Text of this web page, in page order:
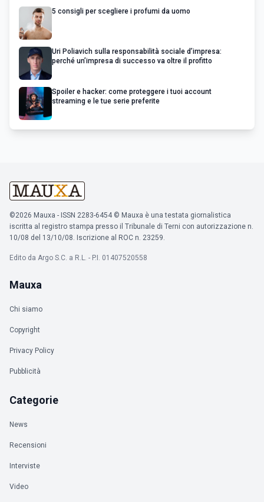
5 consigli per scegliere i profumi da uomo
Uri Poliavich sulla responsabilità sociale d’impresa:
perché un’impresa di successo va oltre il profitto
Spoiler e hacker: come proteggere i tuoi account
streaming e le tue serie preferite
©2026 Mauxa - ISSN 2283-6454 © Mauxa è una testata giornalistica
iscritta al registro stampa presso il Tribunale di Terni con autorizzazione n.
10/08 del 13/10/08. Iscrizione al ROC n. 23259.
Edito da Argo S.C. a R.L. - P.I. 01407520558
Mauxa
Chi siamo
Copyright
Privacy Policy
Pubblicità
Categorie
News
Recensioni
Interviste
Video